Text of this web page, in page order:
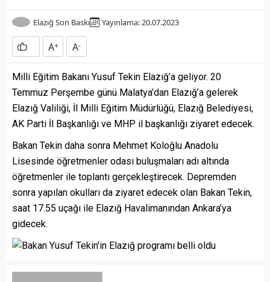
Elazığ Son Baskı Yayınlama: 20.07.2023
A+ A-
Milli Eğitim Bakanı Yusuf Tekin Elazığ’a geliyor. 20
Temmuz Perşembe günü Malatya’dan Elazığ’a gelerek
Elazığ Valiliği, İl Milli Eğitim Müdürlüğü, Elazığ Belediyesi,
AK Parti İl Başkanlığı ve MHP il başkanlığı ziyaret edecek.
Bakan Tekin daha sonra Mehmet Koloğlu Anadolu
Lisesinde öğretmenler odası buluşmaları adı altında
öğretmenler ile toplantı gerçekleştirecek. Depremden
sonra yapılan okulları da ziyaret edecek olan Bakan Tekin,
saat 17.55 uçağı ile Elazığ Havalimanından Ankara’ya
gidecek.